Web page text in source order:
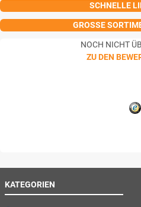
SCHNELLE
GROSSE
NOCH NICHT
ZU DEN
KATEGORIEN